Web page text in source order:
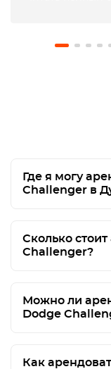
el cargo. El
Где я могу
Challenger в
Сколько
Challenger?
Можно ли
Dodge
Как